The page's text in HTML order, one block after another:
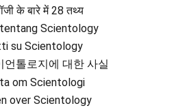
के बारे में 28 तथ्य
Scientology
su Scientology
톨로지에 대한 사실
om Scientologi
over Scientology